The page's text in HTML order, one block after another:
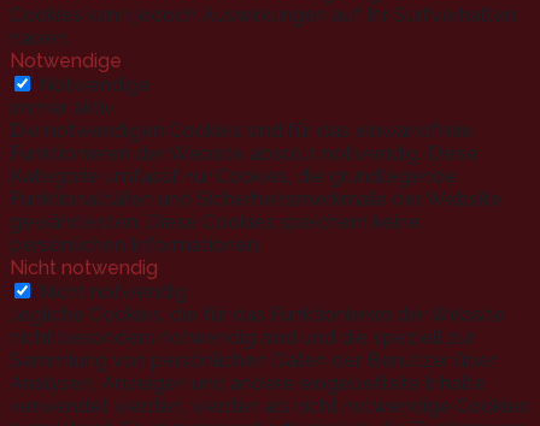
Cookies kann jedoch Auswirkungen auf Ihr Surfverhalten
haben.
Notwendige
Notwendige
immer aktiv
Die notwendigen Cookies sind für das einwandfreie
Funktionieren der Website absolut notwendig. Diese
Kategorie umfasst nur Cookies, die grundlegende
Funktionalitäten und Sicherheitsmerkmale der Website
gewährleisten. Diese Cookies speichern keine
persönlichen Informationen.
Nicht notwendig
Nicht notwendig
Jegliche Cookies, die für das Funktionieren der Website
nicht besonders notwendig sind und die speziell zur
Sammlung von persönlichen Daten der Benutzer über
Analysen, Anzeigen und andere eingebettete Inhalte
verwendet werden, werden als nicht notwendige Cookies